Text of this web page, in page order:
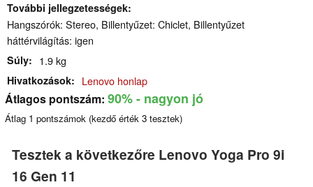
További jellegzetességek
Hangszórók: Stereo, Billentyűzet: Chiclet, Billentyűzet
háttérvilágítás: igen
Súly 1.9 kg
Hivatkozások Lenovo honlap
Átlagos pontszám: 90%- nagyon jó
Átlag 1 pontszámok (kezdő érték 3 tesztek)
Tesztek a következőre Lenovo Yoga Pro 9i
16 Gen 11